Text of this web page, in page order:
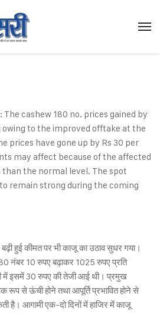
The cashew 180 no. prices gained by
owing to the improved offtake at the
prices have gone up by Rs 30 per
may affect because of the affected
the normal level. The spot
remain strong during the coming
हुई कीमत पर भी काजू का उठाव सुधर गया।
नंबर 10 रुपए बढ़ाकर 1025 रुपए प्रति
में इसमें 30 रुपए की तेजी आई थी। प्रमुख
रूप से ऊंची होने तथा आपूर्ति प्रभावित होने से
है। आगामी एक-दो दिनों में हाजिर में काजू